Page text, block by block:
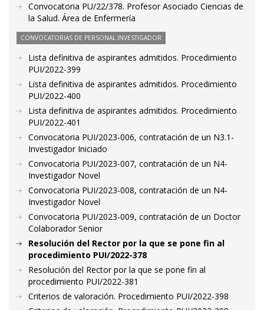
Convocatoria PU/22/378. Profesor Asociado Ciencias de
la Salud. Área de Enfermería
CONVOCATORIAS DE PERSONAL INVESTIGADOR
Lista definitiva de aspirantes admitidos. Procedimiento
PUI/2022-399
Lista definitiva de aspirantes admitidos. Procedimiento
PUI/2022-400
Lista definitiva de aspirantes admitidos. Procedimiento
PUI/2022-401
Convocatoria PUI/2023-006, contratación de un N3.1-
Investigador Iniciado
Convocatoria PUI/2023-007, contratación de un N4-
Investigador Novel
Convocatoria PUI/2023-008, contratación de un N4-
Investigador Novel
Convocatoria PUI/2023-009, contratación de un Doctor
Colaborador Senior
Resolución del Rector por la que se pone fin al
procedimiento PUI/2022-378
Resolución del Rector por la que se pone fin al
procedimiento PUI/2022-381
Criterios de valoración. Procedimiento PUI/2022-398